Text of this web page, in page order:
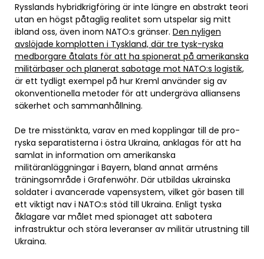
Rysslands hybridkrigföring är inte längre en abstrakt teori
utan en högst påtaglig realitet som utspelar sig mitt
ibland oss, även inom NATO:s gränser. Den nyligen
avslöjade komplotten i Tyskland, där tre tysk-ryska
medborgare åtalats för att ha spionerat på amerikanska
militärbaser och planerat sabotage mot NATO:s logistik,
är ett tydligt exempel på hur Kreml använder sig av
okonventionella metoder för att undergräva alliansens
säkerhet och sammanhållning.
De tre misstänkta, varav en med kopplingar till de pro-
ryska separatisterna i östra Ukraina, anklagas för att ha
samlat in information om amerikanska
militäranläggningar i Bayern, bland annat arméns
träningsområde i Grafenwöhr. Där utbildas ukrainska
soldater i avancerade vapensystem, vilket gör basen till
ett viktigt nav i NATO:s stöd till Ukraina. Enligt tyska
åklagare var målet med spionaget att sabotera
infrastruktur och störa leveranser av militär utrustning till
Ukraina.